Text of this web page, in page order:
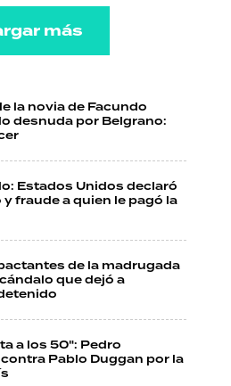
más
la novia de Facundo
desnuda por Belgrano:
Estados Unidos declaró
fraude a quien le pagó la
de la madrugada
que dejó a
a los 50": Pedro
Pablo Duggan por la